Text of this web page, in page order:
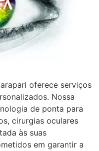
oferece serviços
Nossa
de ponta para
cirurgias oculares
às suas
em garantir a